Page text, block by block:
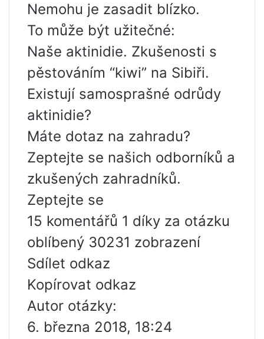
Nemohu je zasadit blízko.
To může být užitečné:
Naše aktinidie. Zkušenosti s
pěstováním “kiwi” na Sibiři.
Existují samosprašné odrůdy
aktinidie?
Máte dotaz na zahradu?
Zeptejte se našich odborníků a
zkušených zahradníků.
Zeptejte se
15 komentářů 1 díky za otázku
oblíbený 30231 zobrazení
Sdílet odkaz
Kopírovat odkaz
Autor otázky:
6. března 2018, 18:24